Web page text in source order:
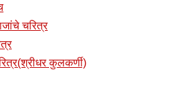
चरित्र
कुलकर्णी)